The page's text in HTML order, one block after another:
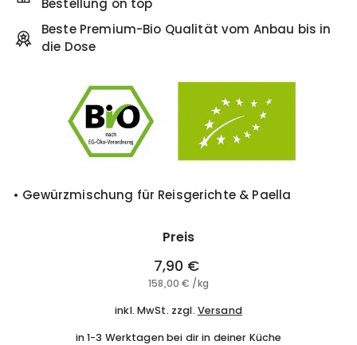
Bestellung on top
Beste Premium-Bio Qualität vom Anbau bis in
die Dose
• Gewürzmischung für Reisgerichte & Paella
Preis
Normaler
Preis
7,90 €
€
158,00 € 158,00
/kg
inkl. MwSt. zzgl. Versand
in 1-3 Werktagen bei dir in deiner Küche